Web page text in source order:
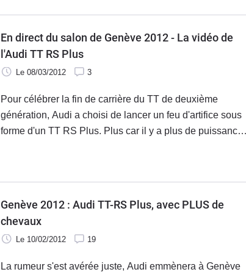
En direct du salon de Genève 2012 - La vidéo de
l'Audi TT RS Plus
Le 08/03/2012 3
Pour célébrer la fin de carrière du TT de deuxième
génération, Audi a choisi de lancer un feu d'artifice sous
forme d'un TT RS Plus. Plus car il y a plus de puissance,
Genève 2012 : Audi TT-RS Plus, avec PLUS de
chevaux
Le 10/02/2012 19
La rumeur s'est avérée juste, Audi emmènera à Genève